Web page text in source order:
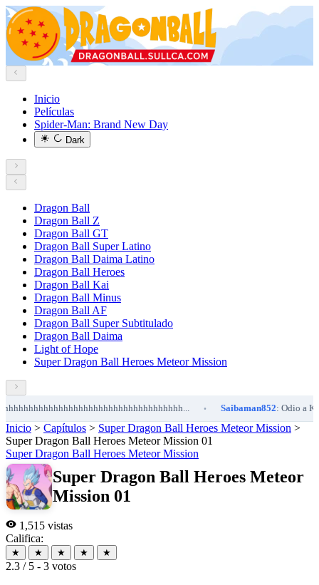
Inicio
Películas
Spider-Man: Brand New Day
Dark
Dragon Ball
Dragon Ball Z
Dragon Ball GT
Dragon Ball Super Latino
Dragon Ball Daima Latino
Dragon Ball Heroes
Dragon Ball Kai
Dragon Ball Minus
Dragon Ball AF
Dragon Ball Super Subtitulado
Dragon Ball Daima
Light of Hope
Super Dragon Ball Heroes Meteor Mission
• Saibaman852: Odio a Kefla y
Inicio > Capítulos > Super Dragon Ball Heroes Meteor Mission >
Super Dragon Ball Heroes Meteor Mission 01
Super Dragon Ball Heroes Meteor Mission
Super Dragon Ball Heroes Meteor
Mission 01
1,515 vistas
Califica:
★ ★ ★ ★ ★
2.3 / 5 - 3 votos